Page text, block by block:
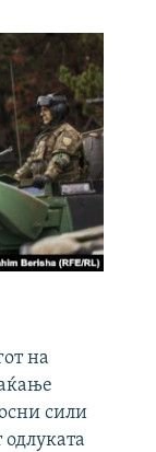
на
сили
одлуката